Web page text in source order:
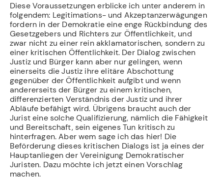
Diese Voraussetzungen erblicke ich unter anderem in
folgendem: Legitimations- und Akzeptanzerwägungen
fordern in der Demokratie eine enge Rückbindung des
Gesetzgebers und Richters zur Öffentlichkeit, und
zwar nicht zu einer rein akklamatorischen, sondern zu
einer kritischen Öffentlichkeit. Der Dialog zwischen
Justiz und Bürger kann aber nur gelingen, wenn
einerseits die Justiz ihre elitäre Abschottung
gegenüber der Öffentlichkeit aufgibt und wenn
andererseits der Bürger zu einem kritischen,
differenzierten Verständnis der Justiz und ihrer
Abläufe befähigt wird. Übrigens braucht auch der
Jurist eine solche Qualifizierung, nämlich die Fähigkeit
und Bereitschaft, sein eigenes Tun kritisch zu
hinterfragen. Aber wem sage ich das hier! Die
Beförderung dieses kritischen Dialogs ist ja eines der
Hauptanliegen der Vereinigung Demokratischer
Juristen. Dazu möchte ich jetzt einen Vorschlag
machen.